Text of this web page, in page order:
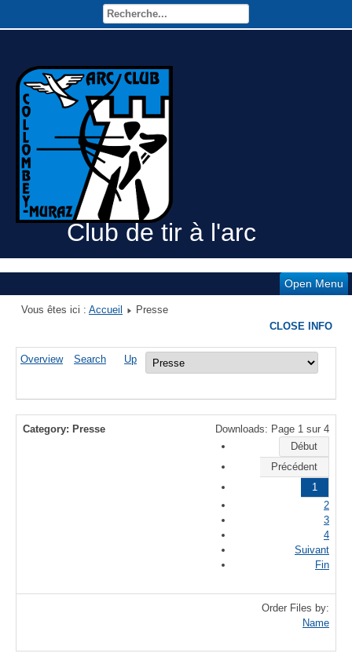
Club de tir à l'arc
Open Menu
Vous êtes ici : Accueil Presse
Overview Search Up
Category: Presse
Downloads: Page 1 sur 4
Début
Précédent
1
2
3
4
Suivant
Fin
Order Files by:
Name
CLOSE INFO